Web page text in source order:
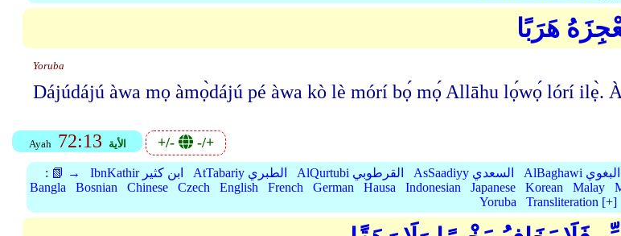
هَرَبًا
Yoruba
Dájúdájú àwa mọ àmọ̀dájú pé àwa kò lè mórí bọ́ mọ́ Allāhu lọ́wọ́ lórí ilẹ̀.
Ayah 72:13 الأية +/- -/+
: 📗 → IbnKathir ابن كثير AtTabariy الطبري AlQurtubi القرطوبي AsSaadiyy السعدي AlBaghawi البغوي
Bangla
Bosnian Chinese Czech English French German Hausa Indonesian Japanese Korean Malay
Yoruba
Transliteration [+]